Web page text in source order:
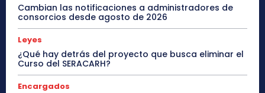
Cambian las notificaciones a administradores de
consorcios desde agosto de 2026
Leyes
¿Qué hay detrás del proyecto que busca eliminar el
Curso del SERACARH?
Encargados